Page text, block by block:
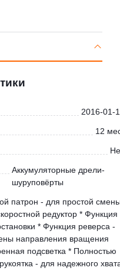
2016-01-
12
Аккумуляторные дрели-
шуруповёрты
патрон - для простой
редуктор * Функция
* Функция реверса -
направления вращения
подсветка * Полностью
- для надежного